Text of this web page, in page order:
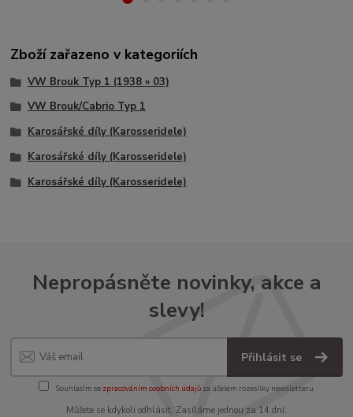
Zboží zařazeno v kategoriích
VW Brouk Typ 1 (1938 » 03)
VW Brouk/Cabrio Typ 1
Karosářské díly (Karosseridele)
Karosářské díly (Karosseridele)
Karosářské díly (Karosseridele)
Nepropásněte novinky, akce a
slevy!
Přihlásit se
Souhlasím se zpracováním osobních údajůza účelem rozesílky newsletteru.
Můžete se kdykoli odhlásit. Zasíláme jednou za 14 dní.